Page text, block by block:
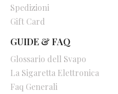
Spedizioni
Gift Card
GUIDE & FAQ
Glossario dell Svapo
La Sigaretta Elettronica
Faq Generali